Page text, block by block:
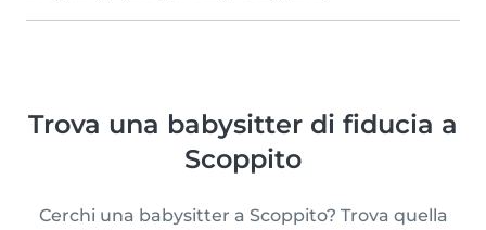
Trova una babysitter di fiducia a
Scoppito
Cerchi una babysitter a Scoppito? Trova quella